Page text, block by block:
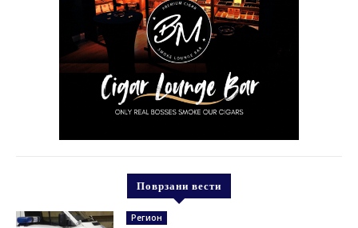
Поврзани вести
Регион